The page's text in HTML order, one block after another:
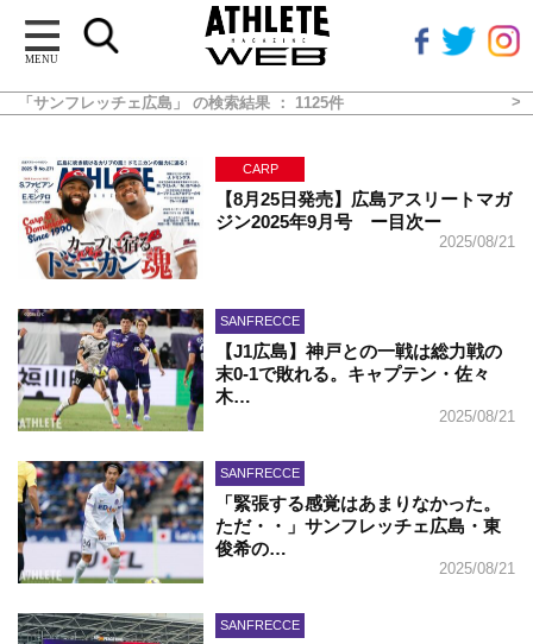
MENU
「サンフレッチェ広島」 の検索結果 ： 1125件
CARP
【8月25日発売】広島アスリートマガ
ジン2025年9月号 ー目次ー
2025/08/21
SANFRECCE
【J1広島】神戸との一戦は総力戦の
末0-1で敗れる。キャプテン・佐々
木…
2025/08/21
SANFRECCE
「緊張する感覚はあまりなかった。
ただ・・」サンフレッチェ広島・東
俊希の…
2025/08/21
SANFRECCE